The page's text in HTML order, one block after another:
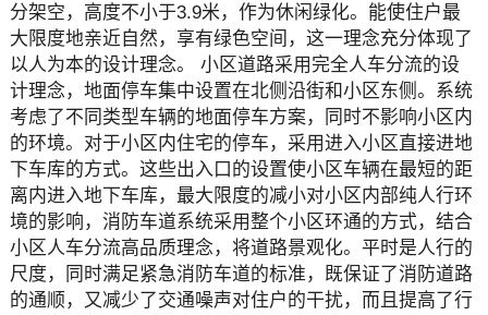
分架空，高度不小于3.9米，作为休闲绿化。能使住户最
大限度地亲近自然，享有绿色空间，这一理念充分体现了
以人为本的设计理念。 小区道路采用完全人车分流的设
计理念，地面停车集中设置在北侧沿街和小区东侧。系统
考虑了不同类型车辆的地面停车方案，同时不影响小区内
的环境。对于小区内住宅的停车，采用进入小区直接进地
下车库的方式。这些出入口的设置使小区车辆在最短的距
离内进入地下车库，最大限度的减小对小区内部纯人行环
境的影响，消防车道系统采用整个小区环通的方式，结合
小区人车分流高品质理念，将道路景观化。平时是人行的
尺度，同时满足紧急消防车道的标准，既保证了消防道路
的通顺，又减少了交通噪声对住户的干扰，而且提高了行